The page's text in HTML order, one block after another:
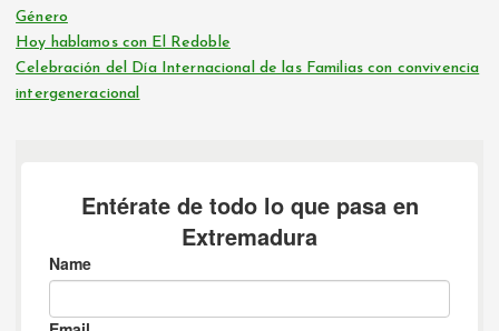
Género
Hoy hablamos con El Redoble
Celebración del Día Internacional de las Familias con convivencia
intergeneracional